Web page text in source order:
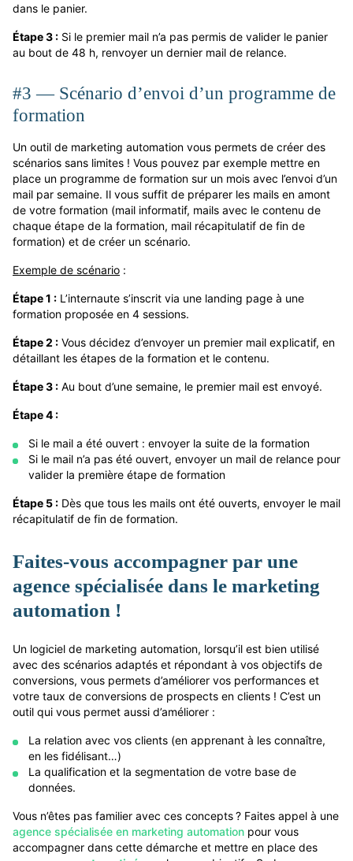
dans le panier.
Étape 3 : Si le premier mail n’a pas permis de valider le panier
au bout de 48 h, renvoyer un dernier mail de relance.
#3 — Scénario d’envoi d’un programme de
formation
Un outil de marketing automation vous permets de créer des
scénarios sans limites ! Vous pouvez par exemple mettre en
place un programme de formation sur un mois avec l’envoi d’un
mail par semaine. Il vous suffit de préparer les mails en amont
de votre formation (mail informatif, mails avec le contenu de
chaque étape de la formation, mail récapitulatif de fin de
formation) et de créer un scénario.
Exemple de scénario :
Étape 1 : ​L’internaute s’inscrit via une landing page à une
formation proposée en 4 sessions.
Étape 2 ​: Vous décidez d’envoyer un premier mail explicatif, en
détaillant les étapes de la formation et le contenu.
Étape 3​ : Au bout d’une semaine, le premier mail est envoyé.
Étape 4​ :
Si le mail a été ouvert : envoyer la suite de la formation
Si le mail n’a pas été ouvert, envoyer un mail de relance pour
valider la première étape de formation
Étape 5 : Dès que tous les mails ont été ouverts, envoyer le mail
récapitulatif de fin de formation.
Faites-vous accompagner par une
agence spécialisée dans le marketing
automation !
Un logiciel de marketing automation, lorsqu’il est bien utilisé
avec des scénarios adaptés et répondant à vos objectifs de
conversions, vous permets d’améliorer vos performances et
votre taux de conversions de prospects en clients ! C’est un
outil qui vous permet aussi d’améliorer :
La relation avec vos clients (en apprenant à les connaître,
en les fidélisant…)
La qualification et la segmentation de votre base de
données.
Vous n’êtes pas familier avec ces concepts ? Faites appel à une
agence spécialisée en marketing automation pour vous
accompagner dans cette démarche et mettre en place des